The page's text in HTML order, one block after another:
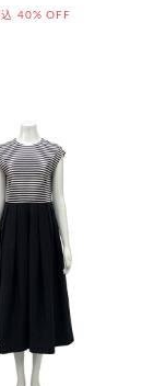
40% OFF